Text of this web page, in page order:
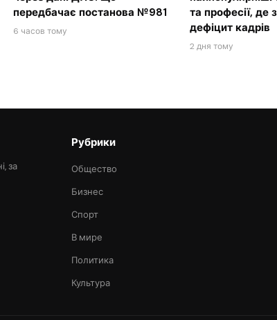
передбачає постанова №981
6 часов тому
та професії, де
дефіцит кадрів
2 дня тому
за
Рубрики
Общество
Бизнес
Спорт
В мире
Политика
Культура